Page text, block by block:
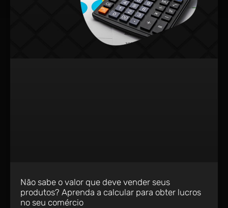
Não sabe o valor que deve vender seus
produtos? Aprenda a calcular para obter lucros
no seu comércio